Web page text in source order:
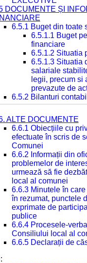
DOCUMENTE ȘI
6.5.1 Buget din toate
6.5.1.1 Buget
financiare
6.5.1.2 Situatia
6.5.1.3 Situatia
salariale
legii, precum si
prevazute de
6.5.2 Bilanturi
ALTE DOCUMENTE
6.6.1 Obiecțiile cu
efectuate în scris de
Comunei
6.6.2 Informații din
problemelor de
urmează să fie
local al comunei
6.6.3 Minutele în
în rezumat, punctele
exprimate de
publice
6.6.4 Procesele-
Consiliului local al
6.6.5 Declarații de